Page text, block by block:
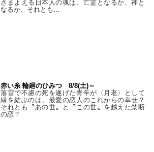
さまよえる日本人の魂は、亡霊となるか、神と
なるか、それとも…
赤い糸 輪廻のひみつ 8/8(土)～
落雷で不慮の死を遂げた青年が〈月老〉として
縁を結ぶのは、最愛の恋人のこれからの幸せ？
それとも〝あの世〟と〝この世〟を越えた禁断
の恋？